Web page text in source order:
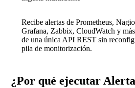
Recibe alertas de Prometheus,
Grafana, Zabbix, CloudWatch y
de una única API REST sin
pila de monitorización.
¿Por qué ejecutar